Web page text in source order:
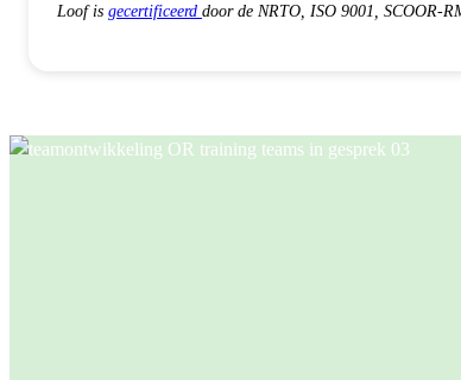
Loof is gecertificeerd door de NRTO, ISO 9001, SCOOR-